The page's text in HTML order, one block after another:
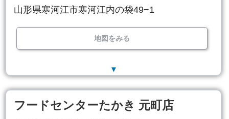
山形県寒河江市寒河江内の袋49−1
地図をみる
▼
フードセンターたかき 元町店